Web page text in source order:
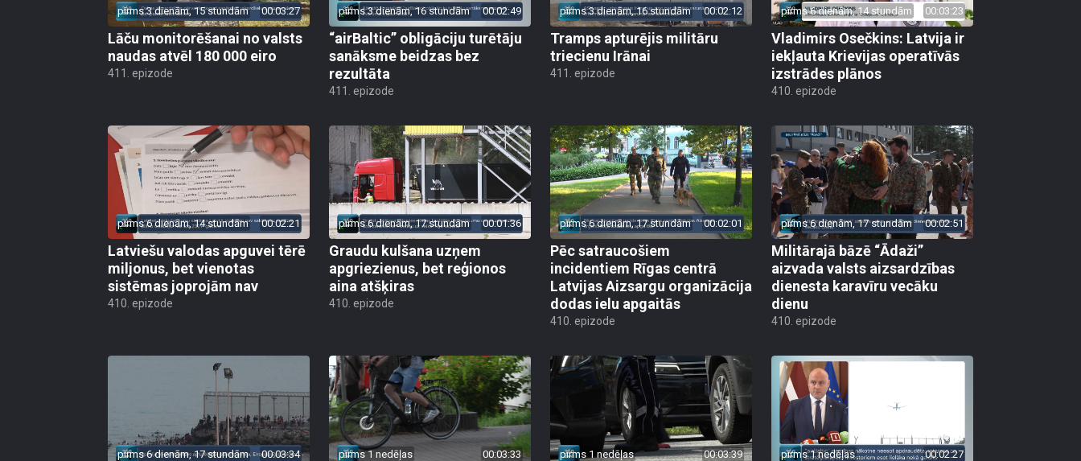
pirms 3 dienām, 15 stundām 00:03:27
Lāču monitorēšanai no valsts
naudas atvēl 180 000 eiro
411. epizode
pirms 3 dienām, 16 stundām 00:02:49
“airBaltic” obligāciju turētāju
sanāksme beidzas bez
rezultāta
411. epizode
pirms 3 dienām, 16 stundām 00:02:12
Tramps apturējis militāru
triecienu Irānai
411. epizode
pirms 6 dienām, 14 stundām 00:03:23
Vladimirs Osečkins: Latvija ir
iekļauta Krievijas operatīvās
izstrādes plānos
410. epizode
pirms 6 dienām, 14 stundām 00:02:21
Latviešu valodas apguvei tērē
miljonus, bet vienotas
sistēmas joprojām nav
410. epizode
pirms 6 dienām, 17 stundām 00:01:36
Graudu kulšana uzņem
apgriezienus, bet reģionos
aina atšķiras
410. epizode
pirms 6 dienām, 17 stundām 00:02:01
Pēc satraucošiem
incidentiem Rīgas centrā
Latvijas Aizsargu organizācija
dodas ielu apgaitās
410. epizode
pirms 6 dienām, 17 stundām 00:02:51
Militārajā bāzē “Ādaži”
aizvada valsts aizsardzības
dienesta karavīru vecāku
dienu
410. epizode
pirms 6 dienām, 17 stundām 00:03:34 pirms 1 nedēļas 00:03:33 pirms 1 nedēļas 00:03:39 pirms 1 nedēļas 00:02:27